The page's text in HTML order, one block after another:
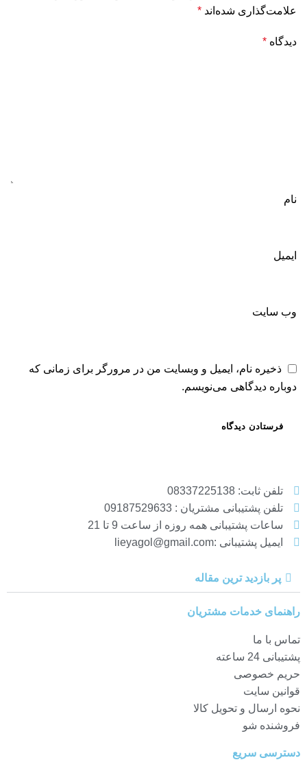
علامت‌گذاری شده‌اند *
دیدگاه *
نام
ایمیل
وب‌ سایت
ذخیره نام، ایمیل و وبسایت من در مرورگر برای زمانی که
دوباره دیدگاهی می‌نویسم.
تلفن ثابت: 08337225138
تلفن پشتیبانی مشتریان : 09187529633
ساعات پشتیبانی همه روزه از ساعت 9 تا 21
ایمیل پشتیبانی :lieyagol@gmail.com
پر بازدید ترین مقاله
راهنمای خدمات مشتریان
تماس با ما
پشتیبانی 24 ساعته
حریم خصوصی
قوانین سایت
نحوه ارسال و تحویل کالا
فروشنده شو
دسترسی سریع